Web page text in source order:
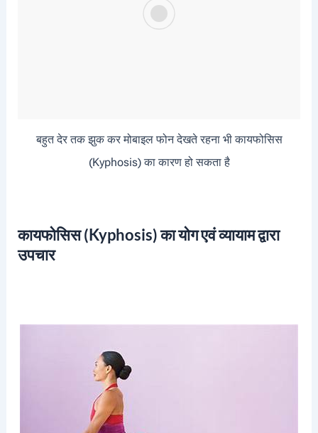
बहुत देर तक झुक कर मोबाइल फोन देखते रहना भी कायफोसिस
(Kyphosis) का कारण हो सकता है
कायफोसिस (Kyphosis) का योग एवं व्यायाम द्वारा
उपचार